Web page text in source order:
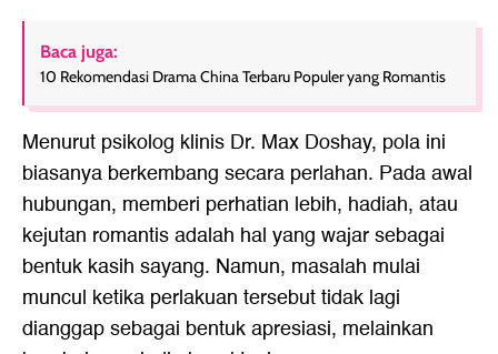
Baca juga:
10 Rekomendasi Drama China Terbaru Populer yang Romantis
Menurut psikolog klinis Dr. Max Doshay, pola ini
biasanya berkembang secara perlahan. Pada awal
hubungan, memberi perhatian lebih, hadiah, atau
kejutan romantis adalah hal yang wajar sebagai
bentuk kasih sayang. Namun, masalah mulai
muncul ketika perlakuan tersebut tidak lagi
dianggap sebagai bentuk apresiasi, melainkan